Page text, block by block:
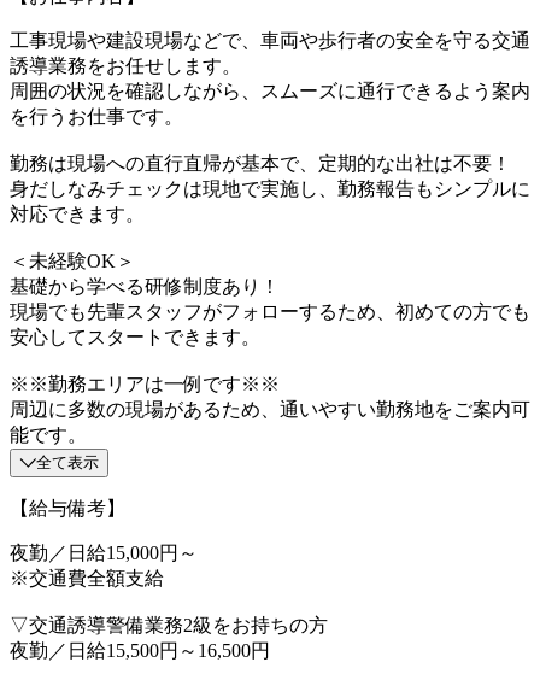
工事現場や建設現場などで、車両や歩行者の安全を守る交通
誘導業務をお任せします。
周囲の状況を確認しながら、スムーズに通行できるよう案内
を行うお仕事です。
勤務は現場への直行直帰が基本で、定期的な出社は不要！
身だしなみチェックは現地で実施し、勤務報告もシンプルに
対応できます。
＜未経験OK＞
基礎から学べる研修制度あり！
現場でも先輩スタッフがフォローするため、初めての方でも
安心してスタートできます。
※※勤務エリアは一例です※※
周辺に多数の現場があるため、通いやすい勤務地をご案内可
能です。
全て表示
【給与備考】
夜勤／日給15,000円～
※交通費全額支給
▽交通誘導警備業務2級をお持ちの方
夜勤／日給15,500円～16,500円